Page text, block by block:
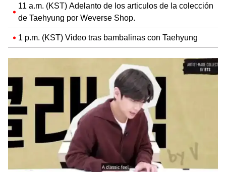
11 a.m. (KST) Adelanto de los articulos de la colección
de Taehyung por Weverse Shop.
1 p.m. (KST) Video tras bambalinas con Taehyung